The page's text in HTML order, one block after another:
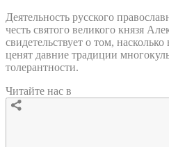
Деятельность русского
честь святого великого князя
свидетельствует о том,
ценят давние традиции
толерантности.
Читайте нас в